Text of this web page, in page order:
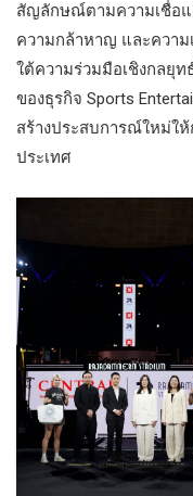
สัญลักษณ์ตามความเชื่อ
ความกล้าหาญ และความ
ใต้ความร่วมมือเชิงกลยุท
ของธุรกิจ Sports
สร้างประสบการณ์ใหม่ใ
ประเทศ